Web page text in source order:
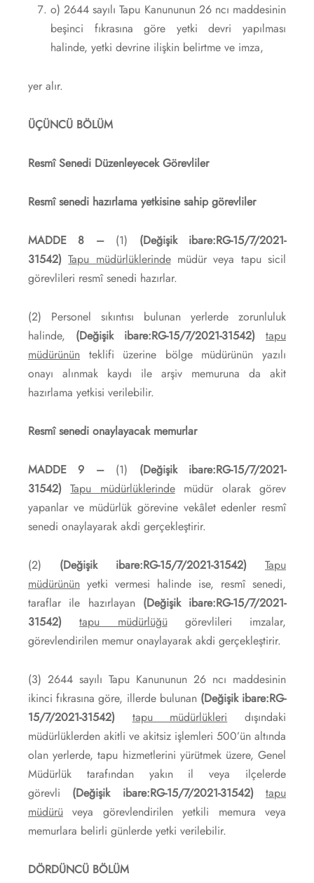
o) 2644 sayılı Tapu Kanununun 26 ncı maddesinin
beşinci fıkrasına göre yetki devri yapılması
halinde, yetki devrine ilişkin belirtme ve imza,
yer alır.
ÜÇÜNCÜ BÖLÜM
Resmî Senedi Düzenleyecek Görevliler
Resmî senedi hazırlama yetkisine sahip görevliler
MADDE 8 – (1) (Değişik ibare:RG-15/7/2021-
31542) Tapu müdürlüklerindemüdür veya tapu sicil
görevlileri resmî senedi hazırlar.
(2) Personel sıkıntısı bulunan yerlerde zorunluluk
halinde, (Değişik ibare:RG-15/7/2021-31542) tapu
müdürünün teklifi üzerine bölge müdürünün yazılı
onayı alınmak kaydı ile arşiv memuruna da akit
hazırlama yetkisi verilebilir.
Resmî senedi onaylayacak memurlar
MADDE 9 – (1) (Değişik ibare:RG-15/7/2021-
31542) Tapu müdürlüklerindemüdür olarak görev
yapanlar ve müdürlük görevine vekâlet edenler resmî
senedi onaylayarak akdi gerçekleştirir.
(2) (Değişik ibare:RG-15/7/2021-31542) Tapu
müdürünün yetki vermesi halinde ise, resmî senedi,
taraflar ile hazırlayan (Değişik ibare:RG-15/7/2021-
31542)
tapu müdürlüğügörevlileri imzalar,
görevlendirilen memur onaylayarak akdi gerçekleştirir.
(3) 2644 sayılı Tapu Kanununun 26 ncı maddesinin
ikinci fıkrasına göre, illerde bulunan (Değişik ibare:RG-
15/7/2021-31542)
tapu müdürlükleri dışındaki
müdürlüklerden akitli ve akitsiz işlemleri 500’ün altında
olan yerlerde, tapu hizmetlerini yürütmek üzere, Genel
Müdürlük tarafından yakın il veya ilçelerde
görevli (Değişik ibare:RG-15/7/2021-31542)tapu
müdürü veya görevlendirilen yetkili memura veya
memurlara belirli günlerde yetki verilebilir.
DÖRDÜNCÜ BÖLÜM